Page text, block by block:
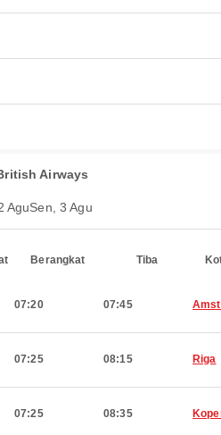
Airways
AguSen, 3 Agu
Berangkat Tiba
07:20 07:45
07:25 08:15 Riga
07:25 08:35